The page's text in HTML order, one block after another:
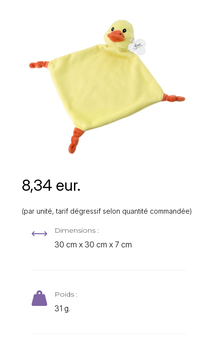
8,34 eur.
(par unité, tarif dégressif selon quantité commandée)
, Dimensions :
30 cm x 30 cm x 7 cm
 Poids :
31 g.